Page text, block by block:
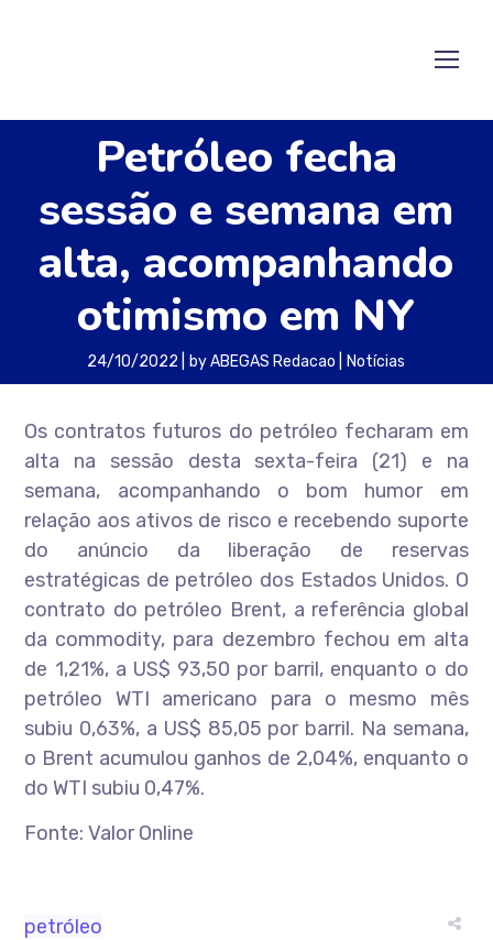
Petróleo fecha
sessão e semana em
alta, acompanhando
otimismo em NY
24/10/2022 byABEGAS Redacao Notícias
Os contratos futuros do petróleo fecharam em
alta na sessão desta sexta-feira (21) e na
semana, acompanhando o bom humor em
relação aos ativos de risco e recebendo suporte
do anúncio da liberação de reservas
estratégicas de petróleo dos Estados Unidos. O
contrato do petróleo Brent, a referência global
da commodity, para dezembro fechou em alta
de 1,21%, a US$ 93,50 por barril, enquanto o do
petróleo WTI americano para o mesmo mês
subiu 0,63%, a US$ 85,05 por barril. Na semana,
o Brent acumulou ganhos de 2,04%, enquanto o
do WTI subiu 0,47%.
Fonte: Valor Online
petróleo